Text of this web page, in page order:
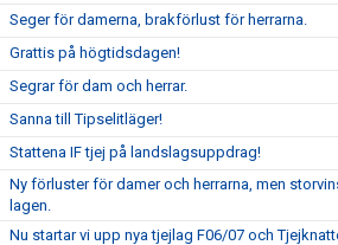
Seger för damerna, brakförlust för herrarna.
Grattis på högtidsdagen!
Segrar för dam och herrar.
Sanna till Tipselitläger!
Stattena IF tjej på landslagsuppdrag!
Ny förluster för damer och herrarna, men
lagen.
Nu startar vi upp nya tjejlag F06/07 och